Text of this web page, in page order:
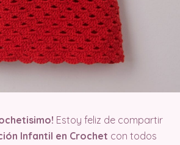
Estoy feliz de compartir
Infantil en Crochet con todos